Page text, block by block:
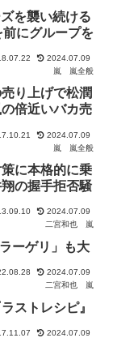
を襲い続ける
にグループを
2024.07.09
嵐
嵐全般
り上げで松潤
倍近いバカ売
2024.07.09
嵐
嵐全般
に本格的に乗
の握手拒否騒
2024.07.09
二宮和也
嵐
ーゲリ」も大
2024.07.09
二宮和也
嵐
ストレシピ』
2024.07.09